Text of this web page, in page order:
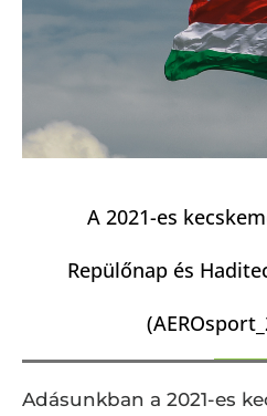
A 2021-es
Repülőnap és
Adásunkban a 2021-es